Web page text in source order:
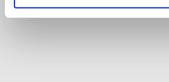
Du kan se mere om, hvordan vi